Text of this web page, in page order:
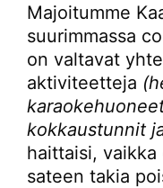
Majoitumme
suurimmassa
on valtavat
aktiviteetteja
kokkaustunnit
haittaisi, vaikka
sateen takia